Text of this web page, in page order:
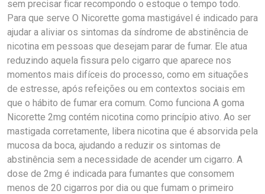
sem precisar ficar recompondo o estoque o tempo todo.
Para que serve O Nicorette goma mastigável é indicado para
ajudar a aliviar os sintomas da síndrome de abstinência de
nicotina em pessoas que desejam parar de fumar. Ele atua
reduzindo aquela fissura pelo cigarro que aparece nos
momentos mais difíceis do processo, como em situações
de estresse, após refeições ou em contextos sociais em
que o hábito de fumar era comum. Como funciona A goma
Nicorette 2mg contém nicotina como princípio ativo. Ao ser
mastigada corretamente, libera nicotina que é absorvida pela
mucosa da boca, ajudando a reduzir os sintomas de
abstinência sem a necessidade de acender um cigarro. A
dose de 2mg é indicada para fumantes que consomem
menos de 20 cigarros por dia ou que fumam o primeiro